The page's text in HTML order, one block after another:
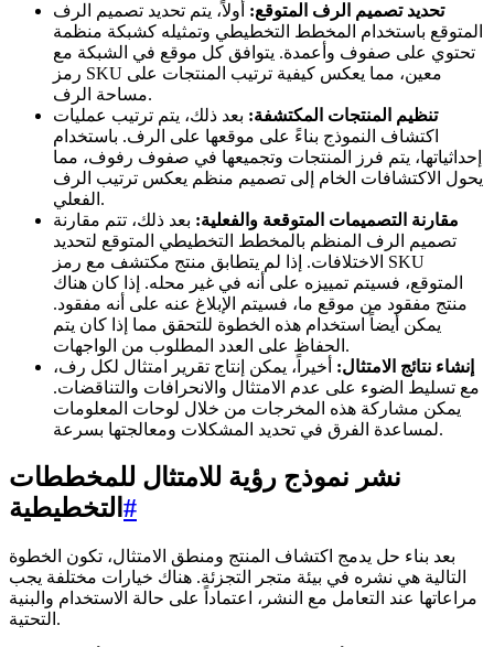
تحديد تصميم الرف المتوقع: أولاً، يتم تحديد تصميم الرف
المتوقع باستخدام المخطط التخطيطي وتمثيله كشبكة منظمة
تحتوي على صفوف وأعمدة. يتوافق كل موقع في الشبكة مع
رمز SKU معين، مما يعكس كيفية ترتيب المنتجات على
مساحة الرف.
تنظيم المنتجات المكتشفة: بعد ذلك، يتم ترتيب عمليات
اكتشاف النموذج بناءً على موقعها على الرف. باستخدام
إحداثياتها، يتم فرز المنتجات وتجميعها في صفوف رفوف، مما
يحول الاكتشافات الخام إلى تصميم منظم يعكس ترتيب الرف
الفعلي.
مقارنة التصميمات المتوقعة والفعلية: بعد ذلك، تتم مقارنة
تصميم الرف المنظم بالمخطط التخطيطي المتوقع لتحديد
الاختلافات. إذا لم يتطابق منتج مكتشف مع رمز SKU
المتوقع، فسيتم تمييزه على أنه في غير محله. إذا كان هناك
منتج مفقود من موقع ما، فسيتم الإبلاغ عنه على أنه مفقود.
يمكن أيضاً استخدام هذه الخطوة للتحقق مما إذا كان يتم
الحفاظ على العدد المطلوب من الواجهات.
إنشاء نتائج الامتثال: أخيراً، يمكن إنتاج تقرير امتثال لكل رف،
مع تسليط الضوء على عدم الامتثال والانحرافات والتناقضات.
يمكن مشاركة هذه المخرجات من خلال لوحات المعلومات
لمساعدة الفرق في تحديد المشكلات ومعالجتها بسرعة.
نشر نموذج رؤية للامتثال للمخططات
التخطيطية #
بعد بناء حل يدمج اكتشاف المنتج ومنطق الامتثال، تكون الخطوة
التالية هي نشره في بيئة متجر التجزئة. هناك خيارات مختلفة يجب
مراعاتها عند التعامل مع النشر، اعتماداً على حالة الاستخدام والبنية
التحتية.